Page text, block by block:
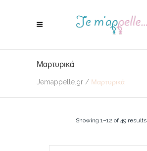
Μαρτυρικά
Jemappelle.gr / Μαρτυρικά
Showing 1–12 of 49 results